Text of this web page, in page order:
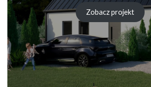
Zobacz projekt